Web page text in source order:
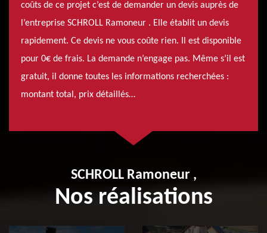
coûts de ce projet c’est de demander un devis auprès de
l’entreprise SCHROLL Ramoneur . Elle établit un devis
rapidement. Ce devis ne vous coûte rien. Il est disponible
pour 0€ de frais. La demande n’engage pas. Même s’il est
gratuit, il donne toutes les informations recherchées :
montant total, prix détaillés…
SCHROLL Ramoneur ,
Nos réalisations